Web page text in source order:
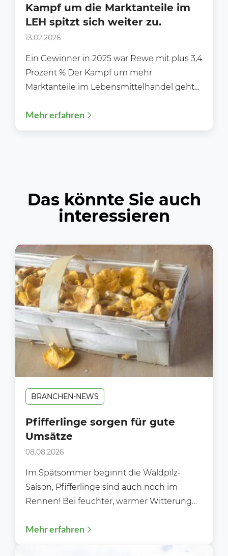
Kampf um die Marktanteile im
LEH spitzt sich weiter zu.
13.02.2026
Ein Gewinner in 2025 war Rewe mit plus 3,4
Prozent % Der Kampf um mehr
Marktanteile im Lebensmittelhandel geht
Mehr erfahren
Das könnte Sie auch
interessieren
BRANCHEN-NEWS
Pfifferlinge sorgen für gute
Umsätze
08.08.2026
Im Spätsommer beginnt die Waldpilz-
Saison, Pfifferlinge sind auch noch im
Rennen! Bei feuchter, warmer Witterung
Mehr erfahren